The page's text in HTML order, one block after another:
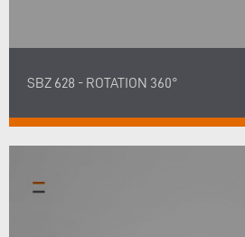
SBZ 628 - ROTATION 360°